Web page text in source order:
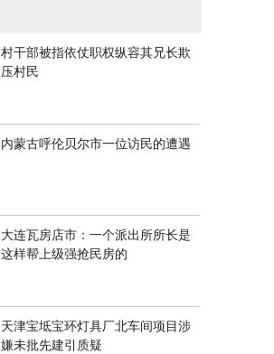
村干部被指依仗职权纵容其兄长欺
压村民
内蒙古呼伦贝尔市一位访民的遭遇
大连瓦房店市：一个派出所所长是
这样帮上级强抢民房的
天津宝坻宝环灯具厂北车间项目涉
嫌未批先建引质疑